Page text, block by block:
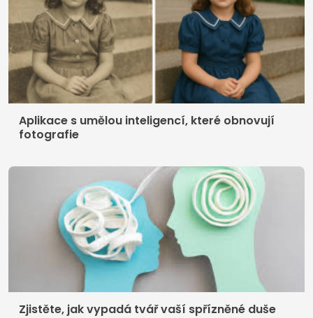
Aplikace s umělou inteligencí, které obnovují
fotografie
Zjistěte, jak vypadá tvář vaší spřízněné duše